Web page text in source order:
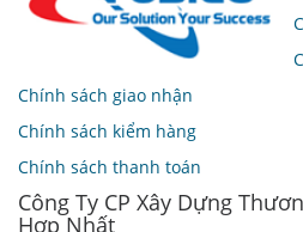
Chính sách giao nhận
Chính sách kiểm hàng
Chính sách thanh toán
Công Ty CP Xây Dựng
Hợp Nhất